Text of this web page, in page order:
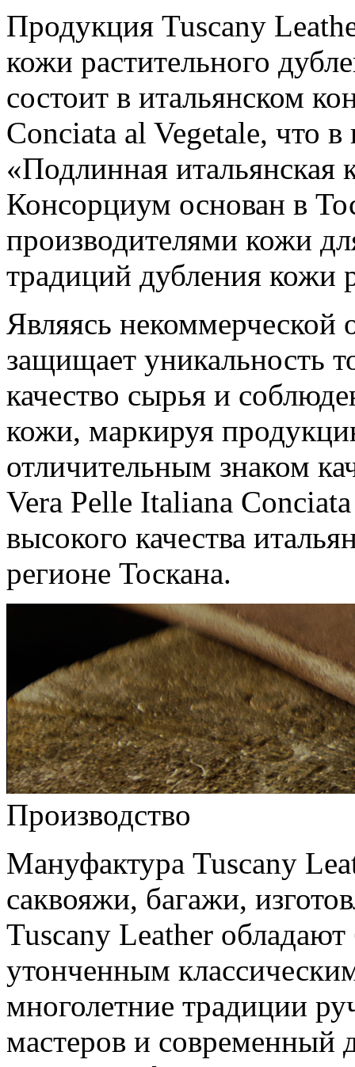
Продукция Tuscany
кожи растительного
состоит в итальянском
Conciata al Vegetale, что в
«Подлинная итальянская
Консорциум основан в
производителями кожи
традиций дубления кожи
Являясь некоммерческой
защищает уникальность
качество сырья и
кожи, маркируя
отличительным знаком
Vera Pelle Italiana
высокого качества
регионе Тоскана.
Производство
Мануфактура Tuscany
саквояжи, багажи,
Tuscany Leather
утонченным
многолетние традиции
мастеров и